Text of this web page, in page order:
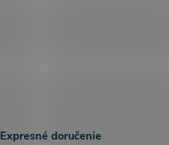
Expresné doručenie